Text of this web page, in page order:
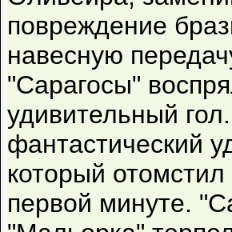
повреждение
навесную
"Сарагосы"
удивительный
фантастический
который
первой минуте.